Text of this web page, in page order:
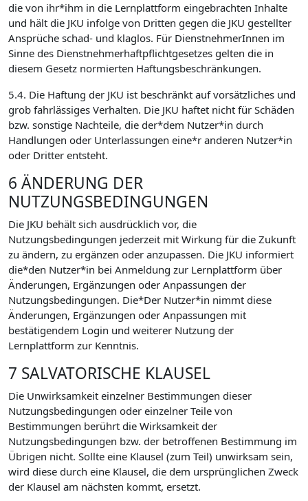
die von ihr*ihm in die Lernplattform eingebrachten Inhalte
und hält die JKU infolge von Dritten gegen die JKU gestellter
Ansprüche schad- und klaglos. Für DienstnehmerInnen im
Sinne des Dienstnehmerhaftpflichtgesetzes gelten die in
diesem Gesetz normierten Haftungsbeschränkungen.
5.4. Die Haftung der JKU ist beschränkt auf vorsätzliches und
grob fahrlässiges Verhalten. Die JKU haftet nicht für Schäden
bzw. sonstige Nachteile, die der*dem Nutzer*in durch
Handlungen oder Unterlassungen eine*r anderen Nutzer*in
oder Dritter entsteht.
6 ÄNDERUNG DER
NUTZUNGSBEDINGUNGEN
Die JKU behält sich ausdrücklich vor, die
Nutzungsbedingungen jederzeit mit Wirkung für die Zukunft
zu ändern, zu ergänzen oder anzupassen. Die JKU informiert
die*den Nutzer*in bei Anmeldung zur Lernplattform über
Änderungen, Ergänzungen oder Anpassungen der
Nutzungsbedingungen. Die*Der Nutzer*in nimmt diese
Änderungen, Ergänzungen oder Anpassungen mit
bestätigendem Login und weiterer Nutzung der
Lernplattform zur Kenntnis.
7 SALVATORISCHE KLAUSEL
Die Unwirksamkeit einzelner Bestimmungen dieser
Nutzungsbedingungen oder einzelner Teile von
Bestimmungen berührt die Wirksamkeit der
Nutzungsbedingungen bzw. der betroffenen Bestimmung im
Übrigen nicht. Sollte eine Klausel (zum Teil) unwirksam sein,
wird diese durch eine Klausel, die dem ursprünglichen Zweck
der Klausel am nächsten kommt, ersetzt.